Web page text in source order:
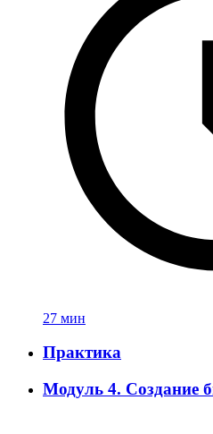
27 мин
Практика
Модуль 4. Создание